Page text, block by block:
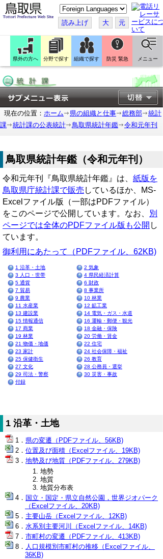
こ
の
ペ
ー
ジ
翻
訳
す
読み上げ 大 元
県外の方へ 分野で探す 組織で探す 防災 緊急 メニュー
現在の位置： ホーム 県の組織と仕事 総務部
統計
課
統計課の公表統計 鳥取県統計年鑑 令和元年刊
鳥取県統計年鑑（令和元年刊）
令和元年刊『鳥取県統計年鑑』は、 紙版を
鳥取県庁統計課で販売 しているほか、MS-
Excelファイル版（一部はPDFファイル）
をこのページで公開しています。なお、
別
ページでは全体のPDFファイル版も公開 し
ています。
御利用にあたって（PDFファイル、62KB)
1 沿革・土地
2 気象
3 人口・世帯
4 県民経済計算
5 通貨
6 財政
7 貿易
8 事業所
9 農業
10 林業
11 水産業
12 鉱工業
13 建設業
14 電気・ガス・水道
15 情報通信
16 運輸・郵便・観光
17 商業
18 金融・保険
19 林業
20 労働・賃金
21 物価・地価
22 住宅
23 家計
24 社会保障・福祉
25 保健衛生
26 教育
27 文化
28 公務員・選挙
29 司法・警察
30 災害・事故
付録
1 沿革・土地
県の変遷（PDFファイル、56KB)
位置及び面積（Excelファイル、19KB)
地勢及び地質（PDFファイル、279KB)
地勢
地質
地質分布表
国立・国定・県立自然公園，世界ジオパーク
（Excelファイル、20KB)
主要山岳（Excelファイル、12KB)
水系別主要河川（Excelファイル、14KB)
市町村の変遷（PDFファイル、413KB)
人口規模別市町村の推移（Excelファイル、
36KB)